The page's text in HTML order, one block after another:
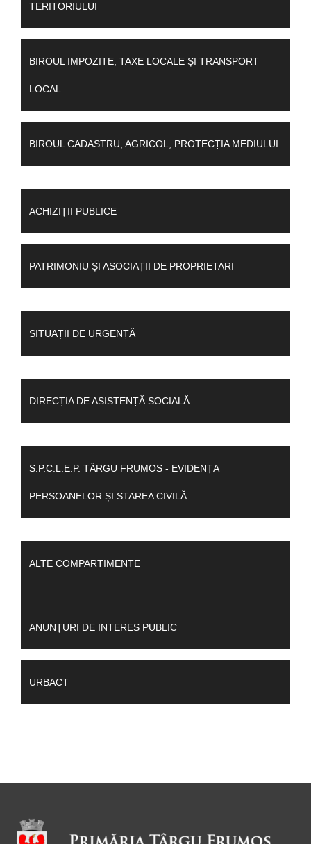
TERITORIULUI
BIROUL IMPOZITE, TAXE LOCALE ȘI TRANSPORT
LOCAL
BIROUL CADASTRU, AGRICOL, PROTECȚIA MEDIULUI
ACHIZIȚII PUBLICE
PATRIMONIU ȘI ASOCIAȚII DE PROPRIETARI
SITUAȚII DE URGENȚĂ
DIRECȚIA DE ASISTENȚĂ SOCIALĂ
S.P.C.L.E.P. TÂRGU FRUMOS - EVIDENȚA
PERSOANELOR ȘI STAREA CIVILĂ
ALTE COMPARTIMENTE
ANUNȚURI DE INTERES PUBLIC
URBACT